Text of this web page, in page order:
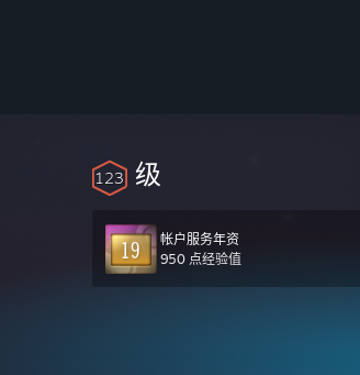
123 级
帐户服务年资
950 点经验值